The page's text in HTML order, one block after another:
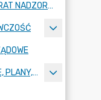
POWIATOWY INSPEKTORAT NADZORU BUDOWLANEGO
PROGRAMY, STRATEGIE, PLANY, RAPORTY